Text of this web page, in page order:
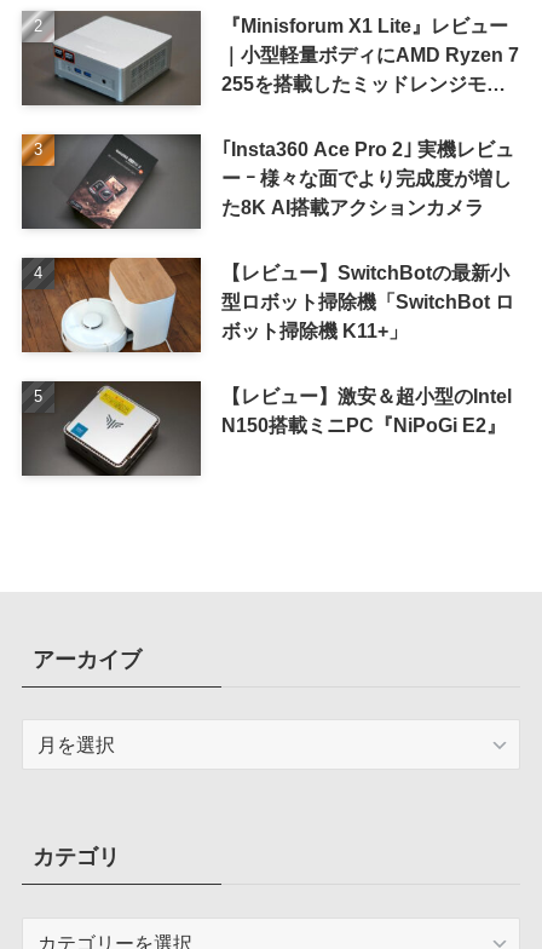
『Minisforum X1 Lite』レビュー
｜小型軽量ボディにAMD Ryzen 7
255を搭載したミッドレンジモデ
｢Insta360 Ace Pro 2｣ 実機レビュ
ー ｰ 様々な面でより完成度が増し
た8K AI搭載アクションカメラ
【レビュー】SwitchBotの最新小
型ロボット掃除機「SwitchBot ロ
ボット掃除機 K11+」
【レビュー】激安＆超小型のIntel
N150搭載ミニPC『NiPoGi E2』
アーカイブ
ブカテゴリ